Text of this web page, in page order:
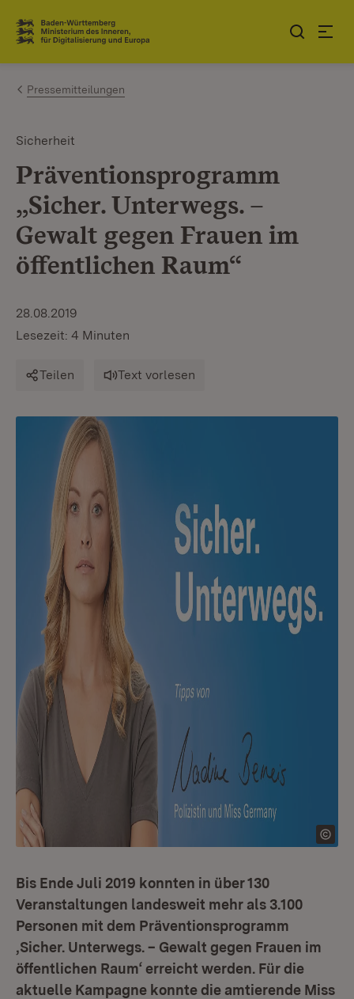
Zum Inhalt springen
Link zur Startseite
Pressemitteilungen
Sicherheit
Präventionsprogramm
„Sicher. Unterwegs. –
Gewalt gegen Frauen im
öffentlichen Raum“
28.08.2019
Lesezeit: 4 Minuten
Teilen Text vorlesen
Bis Ende Juli 2019 konnten in über 130
Veranstaltungen landesweit mehr als 3.100
Personen mit dem Präventionsprogramm
‚Sicher. Unterwegs. – Gewalt gegen Frauen im
öffentlichen Raum‘ erreicht werden. Für die
aktuelle Kampagne konnte die amtierende Miss